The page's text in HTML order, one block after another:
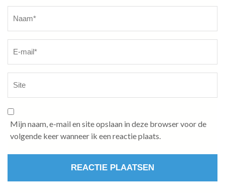
Mijn naam, e-mail en site opslaan in deze browser voor de
volgende keer wanneer ik een reactie plaats.